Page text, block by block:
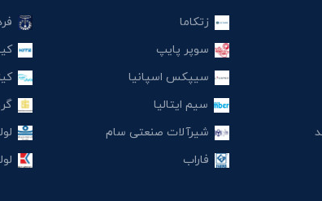
زتکاما
سوپر پایپ
سیپکس اسپانیا
سیم ایتالیا
شیرآلات صنعتی سام
فاراب